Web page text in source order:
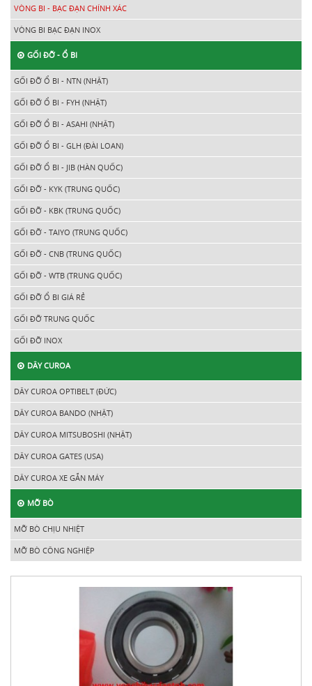
VÒNG BI - BẠC ĐẠN CHÍNH XÁC
VÒNG BI BẠC ĐẠN INOX
GỐI ĐỠ - Ổ BI
GỐI ĐỠ Ổ BI - NTN (NHẬT)
GỐI ĐỠ Ổ BI - FYH (NHẬT)
GỐI ĐỠ Ổ BI - ASAHI (NHẬT)
GỐI ĐỠ Ổ BI - GLH (ĐÀI LOAN)
GỐI ĐỠ Ổ BI - JIB (HÀN QUỐC)
GỐI ĐỠ - KYK (TRUNG QUỐC)
GỐI ĐỠ - KBK (TRUNG QUỐC)
GỐI ĐỠ - TAIYO (TRUNG QUỐC)
GỐI ĐỠ - CNB (TRUNG QUỐC)
GỐI ĐỠ - WTB (TRUNG QUỐC)
GỐI ĐỠ Ổ BI GIÁ RẺ
GỐI ĐỠ TRUNG QUỐC
GỐI ĐỠ INOX
DÂY CUROA
DÂY CUROA OPTIBELT (ĐỨC)
DÂY CUROA BANDO (NHẬT)
DÂY CUROA MITSUBOSHI (NHẬT)
DÂY CUROA GATES (USA)
DÂY CUROA XE GẮN MÁY
MỠ BÒ
MỠ BÒ CHỊU NHIỆT
MỠ BÒ CÔNG NGHIỆP